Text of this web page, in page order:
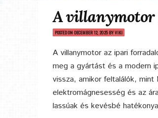
A villanymotor
POSTED ON DECEMBER 12, 2025BYVIKI
A villanymotor az ipari
meg a gyártást és a modern
vissza, amikor feltalálók,
elektromágnesesség és az
lassúak és kevésbé